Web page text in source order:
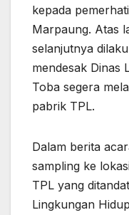
kepada
Marpaung. Atas
selanjutnya
mendesak Dinas
Toba segera
pabrik TPL.
Dalam berita
sampling ke
TPL yang
Lingkungan